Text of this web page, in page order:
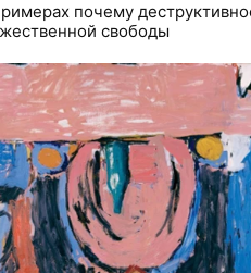
почему
свободы